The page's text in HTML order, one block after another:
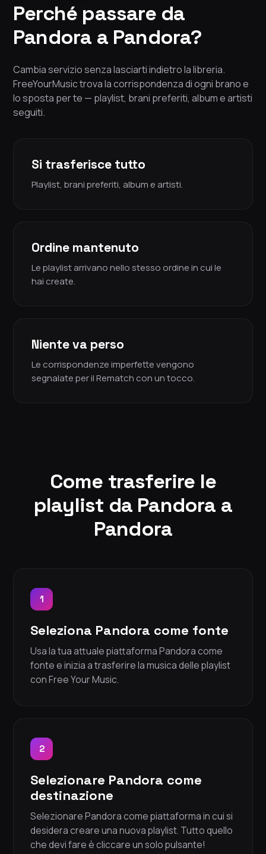
Perché passare da
Pandora a Pandora?
Cambia servizio senza lasciarti indietro la libreria.
FreeYourMusic trova la corrispondenza di ogni brano e
lo sposta per te — playlist, brani preferiti, album e artisti
seguiti.
Si trasferisce tutto
Playlist, brani preferiti, album e artisti.
Ordine mantenuto
Le playlist arrivano nello stesso ordine in cui le
hai create.
Niente va perso
Le corrispondenze imperfette vengono
segnalate per il Rematch con un tocco.
Come trasferire le
playlist da Pandora a
Pandora
1
Seleziona Pandora come fonte
Usa la tua attuale piattaforma Pandora come
fonte e inizia a trasferire la musica delle playlist
con Free Your Music.
2
Selezionare Pandora come
destinazione
Selezionare Pandora come piattaforma in cui si
desidera creare una nuova playlist. Tutto quello
che devi fare è cliccare un solo pulsante!